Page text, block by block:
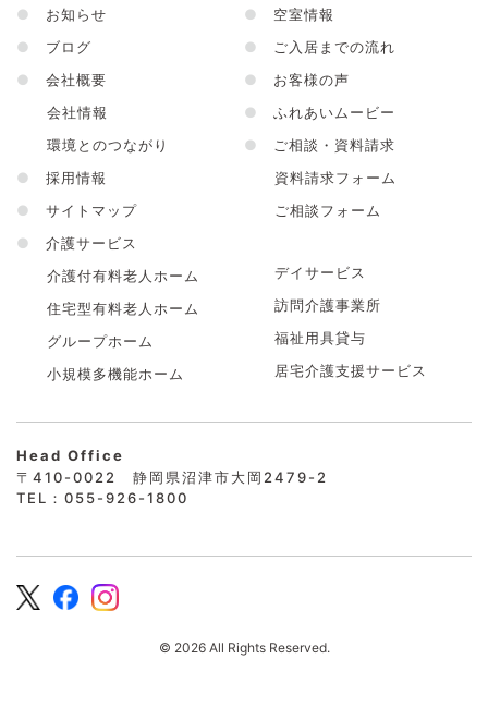
●
お知らせ
●
ブログ
●
会社概要
会社情報
環境とのつながり
●
採用情報
●
サイトマップ
●
介護サービス
介護付有料老人ホーム
住宅型有料老人ホーム
グループホーム
小規模多機能ホーム
●
空室情報
●
ご入居までの流れ
●
お客様の声
●
ふれあいムービー
●
ご相談・資料請求
資料請求フォーム
ご相談フォーム
デイサービス
訪問介護事業所
福祉用具貸与
居宅介護支援サービス
Head Office
〒410-0022 静岡県沼津市大岡2479-2
TEL：055-926-1800
© 2026 All Rights Reserved.